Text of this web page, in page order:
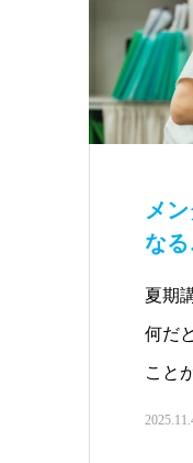
メ
な
夏期
何だ
こと